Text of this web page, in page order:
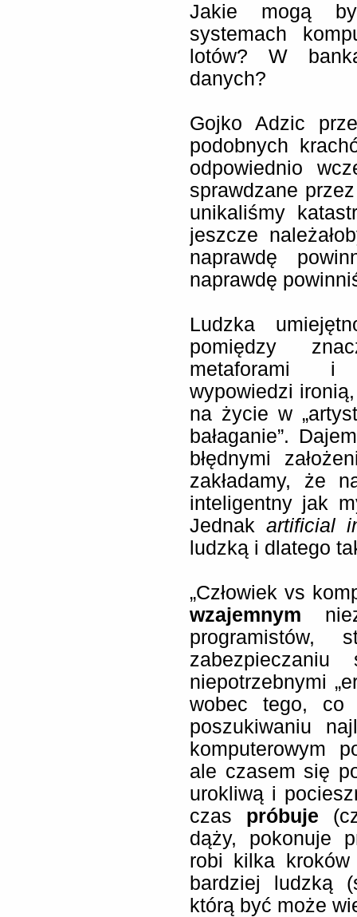
Jakie mogą
systemach
lotów? W
danych?
Gojko Adzic
podobnych
odpowiednio
sprawdzane
unikaliśmy
jeszcze
naprawdę
naprawdę
Ludzka
pomiędzy
metaforami i
wypowiedzi
na życie w
bałaganie”.
błędnymi
zakładamy, że
inteligentny jak
Jednakartificial
ludzką i dlatego
„Człowiek vs
wzajemnym
programistów,
niepotrzebnymi
wobec tego, co
poszukiwaniu
komputerowym
ale czasem się
urokliwą i
czas próbuje
dąży, pokonuje
robi kilka
bardziej ludzką
którą być może